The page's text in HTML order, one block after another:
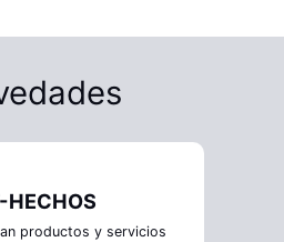
HECHOS
productos y servicios